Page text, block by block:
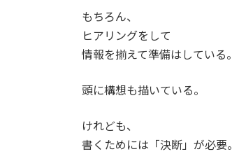
もちろん、
ヒアリングをして
情報を揃えて準備はしている。
頭に構想も描いている。
けれども、
書くためには「決断」が必要。